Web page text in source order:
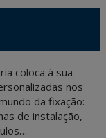
not to send high-
are not encoded or
your sole responsibility.
Regulation
coloca à sua
nos
da fixação:
de instalação,